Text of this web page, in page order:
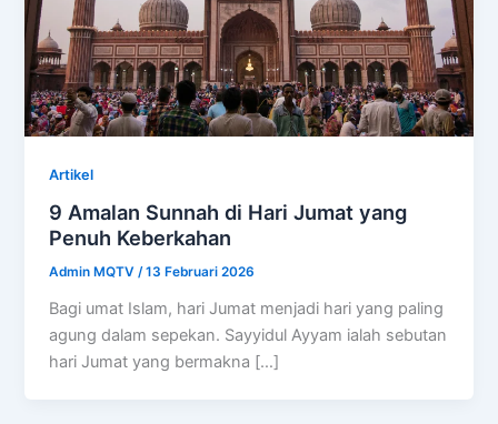
Artikel
9 Amalan Sunnah di Hari Jumat yang
Penuh Keberkahan
Admin MQTV/13 Februari 2026
Bagi umat Islam, hari Jumat menjadi hari yang paling
agung dalam sepekan. Sayyidul Ayyam ialah sebutan
hari Jumat yang bermakna […]